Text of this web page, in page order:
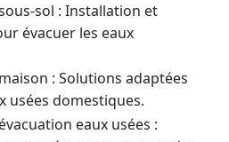
sol : Installation et
évacuer les eaux
: Solutions adaptées
usées domestiques.
eaux usées :